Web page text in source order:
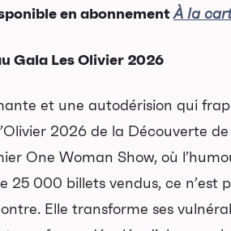
en abonnement À la
Gala Les Olivier 2026
et une autodérision qui
2026 de la Découverte de
One Woman Show, où
25 000 billets vendus, ce n’est
Elle transforme ses